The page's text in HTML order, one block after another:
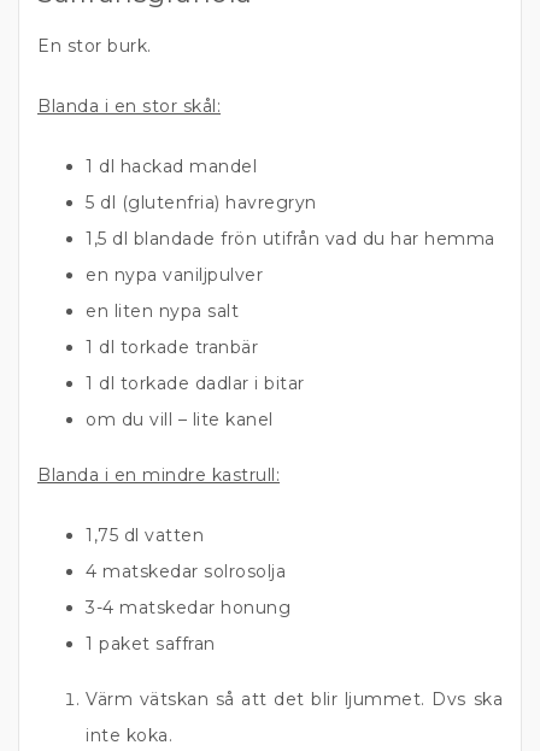
En stor burk.
Blanda i en stor skål:
1 dl hackad mandel
5 dl (glutenfria) havregryn
1,5 dl blandade frön utifrån vad du har hemma
en nypa vaniljpulver
en liten nypa salt
1 dl torkade tranbär
1 dl torkade dadlar i bitar
om du vill – lite kanel
Blanda i en mindre kastrull:
1,75 dl vatten
4 matskedar solrosolja
3-4 matskedar honung
1 paket saffran
Värm vätskan så att det blir ljummet. Dvs ska
inte koka.